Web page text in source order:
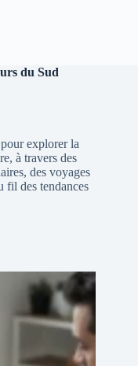
du Sud
explorer la
à travers des
des voyages
fil des tendances